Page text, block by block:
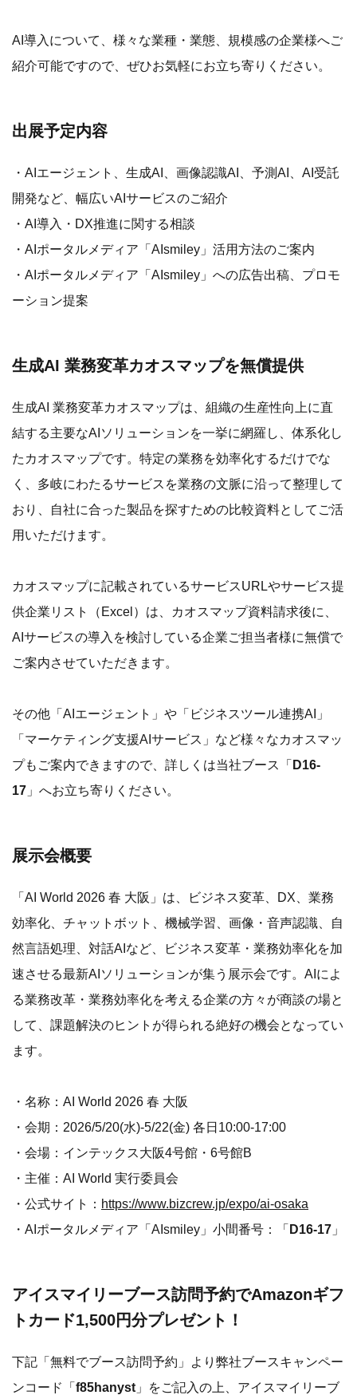
AI導入について、様々な業種・業態、規模感の企業様へご
紹介可能ですので、ぜひお気軽にお立ち寄りください。
出展予定内容
・AIエージェント、生成AI、画像認識AI、予測AI、AI受託
開発など、幅広いAIサービスのご紹介
・AI導入・DX推進に関する相談
・AIポータルメディア「AIsmiley」活用方法のご案内
・AIポータルメディア「AIsmiley」への広告出稿、プロモ
ーション提案
生成AI 業務変革カオスマップを無償提供
生成AI 業務変革カオスマップは、組織の生産性向上に直
結する主要なAIソリューションを一挙に網羅し、体系化し
たカオスマップです。特定の業務を効率化するだけでな
く、多岐にわたるサービスを業務の文脈に沿って整理して
おり、自社に合った製品を探すための比較資料としてご活
用いただけます。
カオスマップに記載されているサービスURLやサービス提
供企業リスト（Excel）は、カオスマップ資料請求後に、
AIサービスの導入を検討している企業ご担当者様に無償で
ご案内させていただきます。
その他「AIエージェント」や「ビジネスツール連携AI」
「マーケティング支援AIサービス」など様々なカオスマッ
プもご案内できますので、詳しくは当社ブース「 D16-
17 」へお立ち寄りください。
展示会概要
「AI World 2026 春 大阪」は、ビジネス変革、DX、業務
効率化、チャットボット、機械学習、画像・音声認識、自
然言語処理、対話AIなど、ビジネス変革・業務効率化を加
速させる最新AIソリューションが集う展示会です。AIによ
る業務改革・業務効率化を考える企業の方々が商談の場と
して、課題解決のヒントが得られる絶好の機会となってい
ます。
・名称：AI World 2026 春 大阪
・会期：2026/5/20(水)-5/22(金) 各日10:00-17:00
・会場：インテックス大阪4号館・6号館B
・主催：AI World 実行委員会
・公式サイト： https://www.bizcrew.jp/expo/ai-osaka
・AIポータルメディア「AIsmiley」小間番号：「 D16-17 」
アイスマイリーブース訪問予約でAmazonギフ
トカード1,500円分プレゼント！
下記「無料でブース訪問予約」より弊社ブースキャンペー
ンコード「 f85hanyst 」をご記入の上、アイスマイリーブ